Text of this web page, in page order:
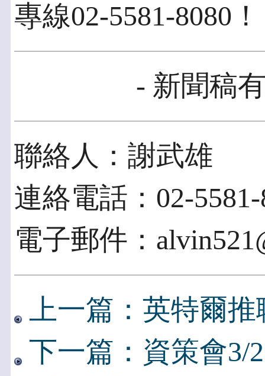
專線02-5581-8080！
- 新聞稿
聯絡人：謝武雄
連絡電話：02-5581-
電子郵件：
上一篇：英特爾
下一篇：資策會3/